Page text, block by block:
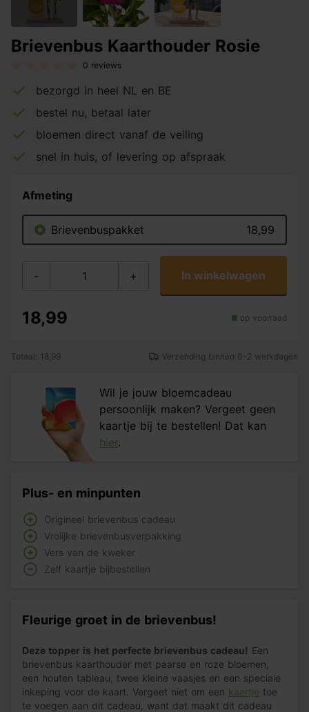
Brievenbus Kaarthouder Rosie
0 reviews
bezorgd in heel NL en BE
bestel nu, betaal later
bloemen direct vanaf de veiling
snel in huis, of levering op afspraak
Afmeting
Brievenbuspakket 18,99
- + In winkelwagen
18,99 op voorraad
Totaal: 18,99 Verzending binnen 0-2 werkdagen
Wil je jouw bloemcadeau
persoonlijk maken? Vergeet geen
kaartje bij te bestellen! Dat kan
hier.
Plus- en minpunten
Origineel brievenbus cadeau
Vrolijke brievenbusverpakking
Vers van de kweker
Zelf kaartje bijbestellen
Fleurige groet in de brievenbus!
Deze topper is het perfecte brievenbus cadeau! Een
brievenbus kaarthouder met paarse en roze bloemen,
een houten tableau, twee kleine vaasjes en een speciale
inkeping voor de kaart. Vergeet niet om een kaartje toe
te voegen aan dit cadeau, want dat maakt dit cadeau